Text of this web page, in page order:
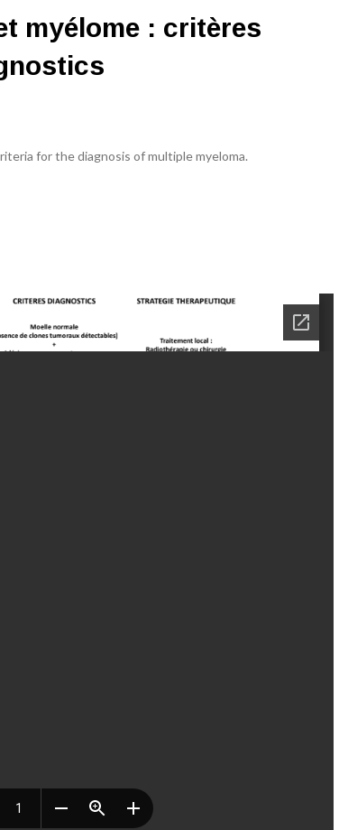
myélome : critères
for the diagnosis of multiple myeloma.